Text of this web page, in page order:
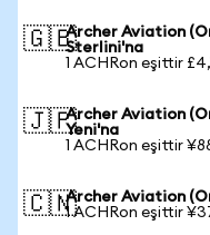
🇬🇧Archer Aviation
Sterlini'na
1 ACHRon eşittir
🇯🇵Archer Aviation
Yeni'na
1 ACHRon eşittir
🇨🇳Archer Aviation
1 ACHRon eşittir